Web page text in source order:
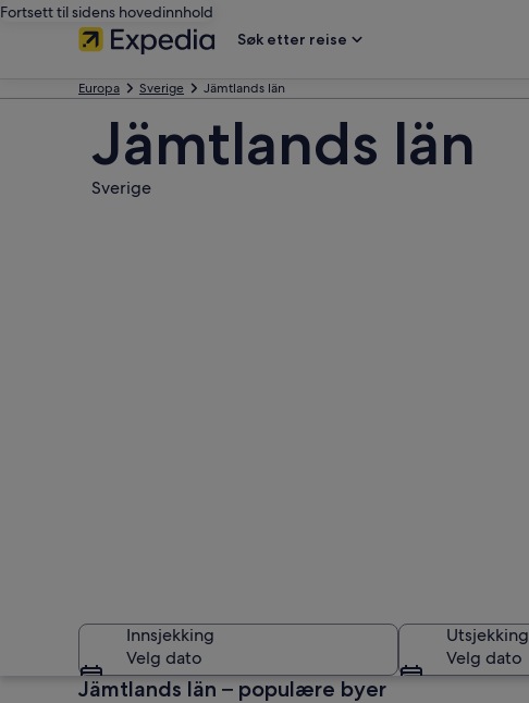
Fortsett til sidens hovedinnhold
Søk etter reise
Europa Sverige Jämtlands län
Jämtlands län
Sverige
Innsjekking
Velg dato
Utsjekking
Velg dato
Jämtlands län – populære byer